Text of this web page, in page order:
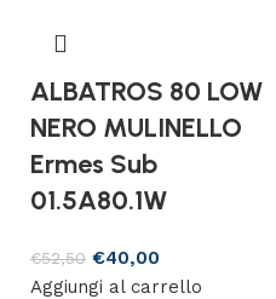
ALBATROS 80 LOW
NERO MULINELLO
Ermes Sub
01.5A80.1W
€52,50 €40,00
Aggiungi al carrello